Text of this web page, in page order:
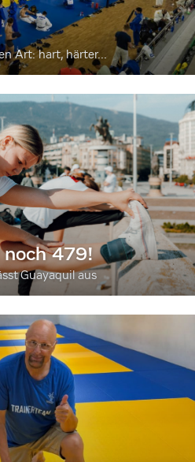
Art: hart, härter...
noch 479!
Guayaquil aus